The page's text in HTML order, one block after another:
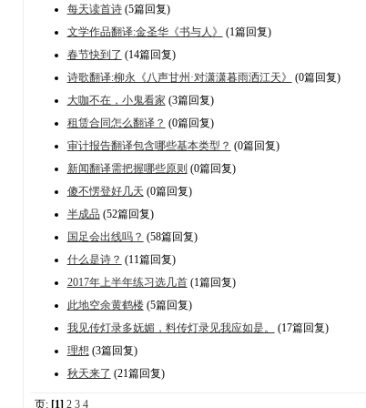
每天读首诗(5篇回复)
文学作品翻译:金圣华《书与人》
(1篇回复)
春节快到了 (14篇回复)
诗歌翻译:柳永《八声甘州·对潇潇暮雨洒江天》
(0篇回复)
大咖不在，小鬼看家 (3篇回复)
租赁合同怎么翻译？ (0篇回复)
审计报告翻译包含哪些基本类型？ (0篇回复)
新闻翻译需把握哪些原则 (0篇回复)
傻不愣登好几天 (0篇回复)
半成品 (52篇回复)
国足会出线吗？ (58篇回复)
什么是诗？ (11篇回复)
2017年上半年练习选几首(1篇回复)
此地空余黄鹤楼(5篇回复)
我见传灯录多妩媚，料传灯录见我应如是。
(17篇回复)
理想 (3篇回复)
秋天来了 (21篇回复)
页: [1] 2 3 4